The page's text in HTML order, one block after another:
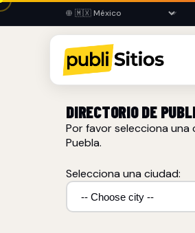
DIRECTORIO DE
Por favor selecciona
Puebla.
Selecciona una ciudad: